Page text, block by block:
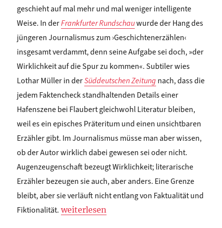
geschieht auf mal mehr und mal weniger intelligente
Weise. In derFrankfurter Rundschauwurde der Hang des
jüngeren Journalismus zum ›Geschichtenerzählen‹
insgesamt verdammt, denn seine Aufgabe sei doch, »der
Wirklichkeit auf die Spur zu kommen«. Subtiler wies
Lothar Müller in derSüddeutschen Zeitung nach, dass die
jedem Faktencheck standhaltenden Details einer
Hafenszene bei Flaubert gleichwohl Literatur bleiben,
weil es ein episches Präteritum und einen unsichtbaren
Erzähler gibt. Im Journalismus müsse man aber wissen,
ob der Autor wirklich dabei gewesen sei oder nicht.
Augenzeugenschaft bezeugt Wirklichkeit; literarische
Erzähler bezeugen sie auch, aber anders. Eine Grenze
bleibt, aber sie verläuft nicht entlang von Faktualität und
Fiktionalität. „Eva Geulen: WAS STIL SAGT“
weiterlesen